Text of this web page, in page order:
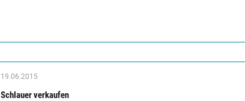
19.06.2015
Schlauer verkaufen